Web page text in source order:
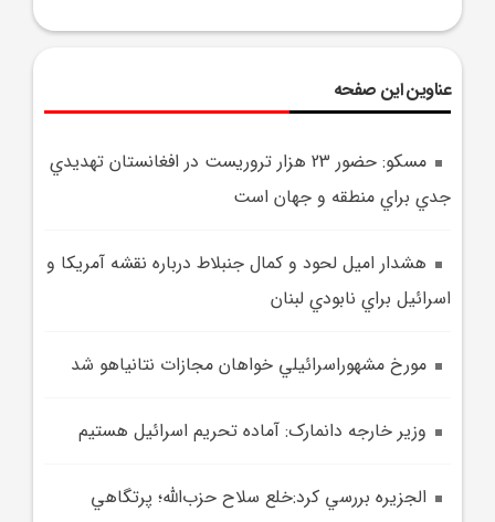
عناوین این صفحه
مسکو: حضور 23 هزار تروريست در افغانستان تهديدي
جدي براي منطقه و جهان است
هشدار اميل لحود و کمال جنبلاط درباره نقشه آمريکا و
اسرائيل براي نابودي لبنان
مورخ مشهوراسرائيلي خواهان مجازات نتانياهو شد
وزير خارجه دانمارک: آماده تحريم اسرائيل هستيم
الجزيره بررسي کرد:خلع سلاح حزب‌الله؛ پرتگاهي